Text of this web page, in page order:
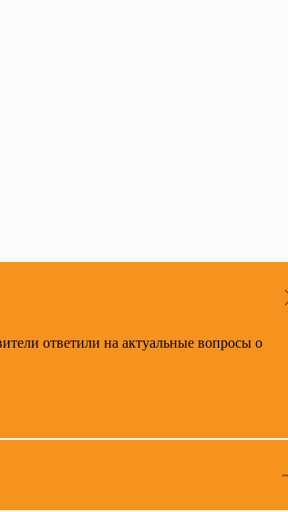
ответили на актуальные вопросы о